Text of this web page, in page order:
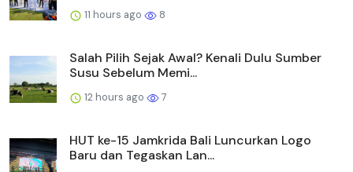
11 hours ago 8
Salah Pilih Sejak Awal? Kenali Dulu Sumber
Susu Sebelum Memi...
12 hours ago 7
HUT ke-15 Jamkrida Bali Luncurkan Logo
Baru dan Tegaskan Lan...